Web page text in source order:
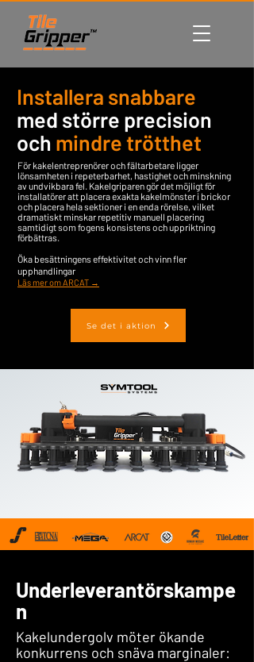
Installera snabbare
med större precision
och mindre trötthet
För kakelentreprenörer och fältarbetare ligger
lönsamheten i repeterbarhet, hastighet och minskning
av undvikbara fel. Kakelgriparen gör det möjligt för
installatörer att placera exakta kakelmönster i brickor
och placera hela sektioner i en enda rörelse, vilket
dramatiskt minskar repetitiv manuell placering
samtidigt som fogens konsistens och uppriktning
förbättras.
Öka besättningens effektivitet och vinn fler
upphandlingar
Läs mer om ARCAT →
Se det i aktion
Underleverantörskampe
n
Kakelundergolv möter ökande
konkurrens och snäva marginaler: